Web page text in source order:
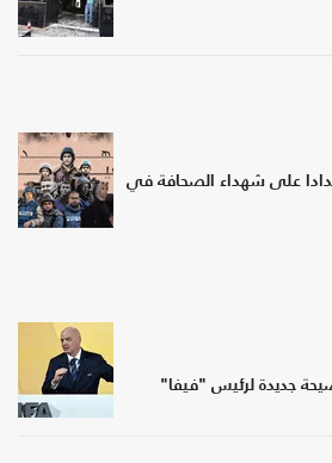
حدادا على شهداء الصحافة في
جديدة لرئيس "فيفا"